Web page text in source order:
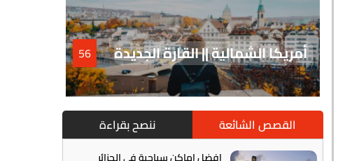
أمريكا الشمالية || القارة الجديدة 56
القصص الشائعة ننصح بقراءة